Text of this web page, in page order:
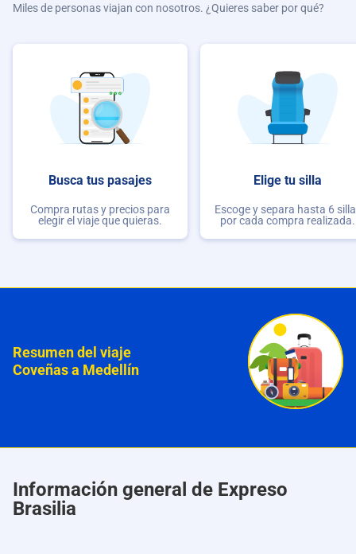
Miles de personas viajan con nosotros. ¿Quieres saber por qué?
Busca tus pasajes
Compra rutas y precios para
elegir el viaje que quieras.
Elige tu silla
Escoge y separa hasta 6
por cada compra realizada.
Resumen del viaje
Coveñas a Medellín
Información general de Expreso
Brasilia